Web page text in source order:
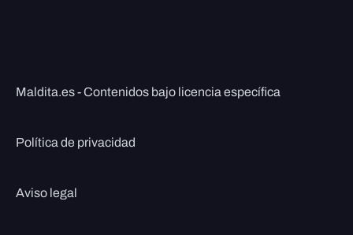
Maldita.es - Contenidos bajo licencia específica
Política de privacidad
Aviso legal